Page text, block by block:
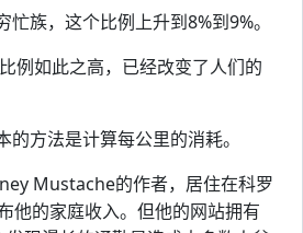
族，这个比例上升到8%到9%。
例如此之高，已经改变了人们的
方法是计算每公里的消耗。
Mustache的作者，居住在科罗
他的家庭收入。但他的网站拥有